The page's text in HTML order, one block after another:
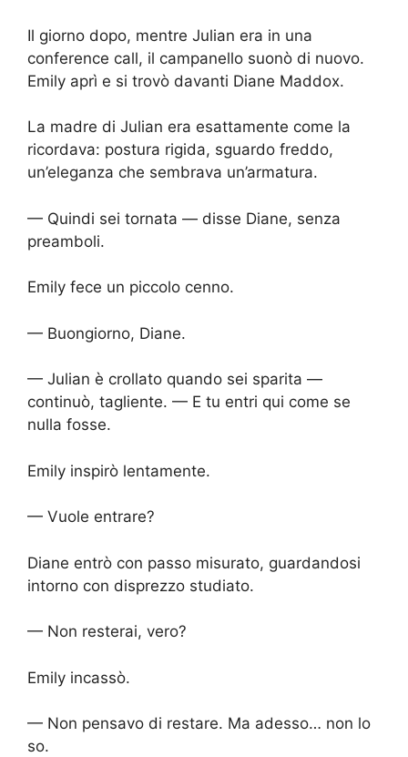
Il giorno dopo, mentre Julian era in una
conference call, il campanello suonò di nuovo.
Emily aprì e si trovò davanti Diane Maddox.
La madre di Julian era esattamente come la
ricordava: postura rigida, sguardo freddo,
un’eleganza che sembrava un’armatura.
— Quindi sei tornata — disse Diane, senza
preamboli.
Emily fece un piccolo cenno.
— Buongiorno, Diane.
— Julian è crollato quando sei sparita —
continuò, tagliente. — E tu entri qui come se
nulla fosse.
Emily inspirò lentamente.
— Vuole entrare?
Diane entrò con passo misurato, guardandosi
intorno con disprezzo studiato.
— Non resterai, vero?
Emily incassò.
— Non pensavo di restare. Ma adesso… non lo
so.